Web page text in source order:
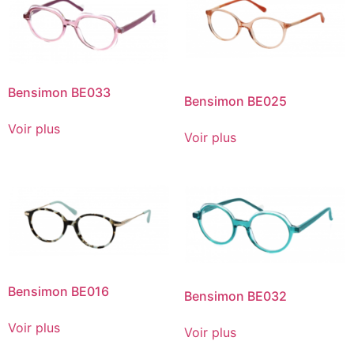
Bensimon BE033
Voir plus
Bensimon BE025
Voir plus
Bensimon BE016
Voir plus
Bensimon BE032
Voir plus